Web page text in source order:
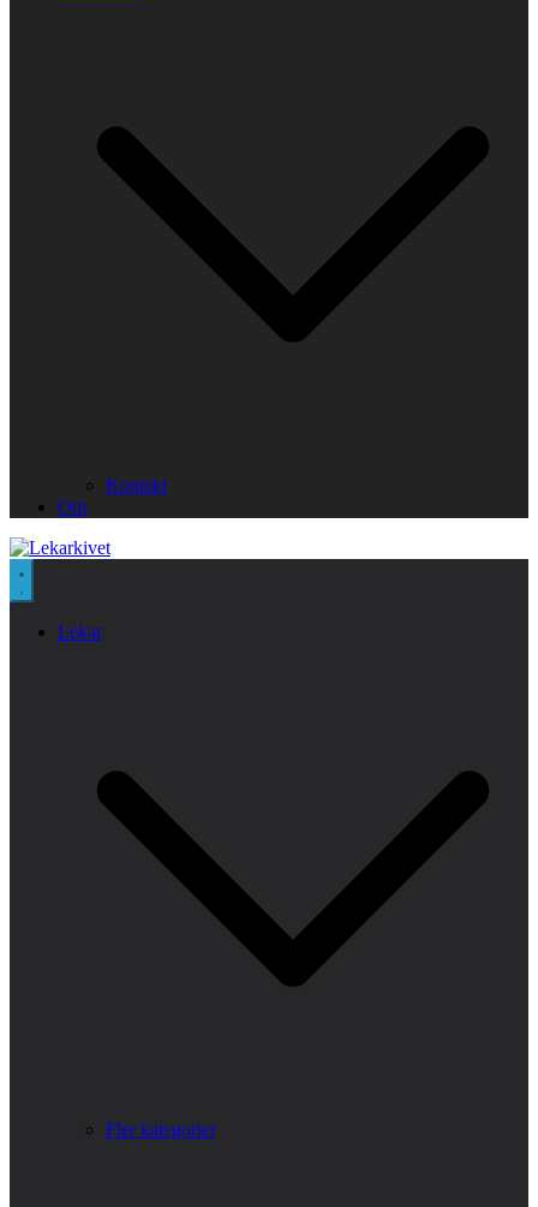
Kontakt
Om
Lekar
Fler kategorier